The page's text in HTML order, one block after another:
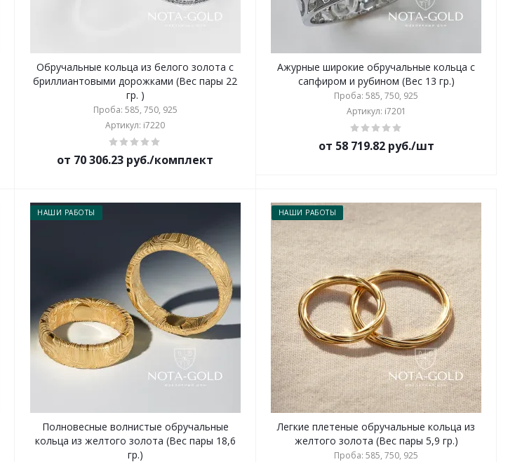
Обручальные кольца из белого золота с
бриллиантовыми дорожками (Вес пары 22
гр. )
Проба: 585, 750, 925
Артикул: i7220
от 70 306.23 руб./комплект
Ажурные широкие обручальные кольца с
сапфиром и рубином (Вес 13 гр.)
Проба: 585, 750, 925
Артикул: i7201
от 58 719.82 руб./шт
НАШИ РАБОТЫ
Полновесные волнистые обручальные
кольца из желтого золота (Вес пары 18,6
гр.)
НАШИ РАБОТЫ
Легкие плетеные обручальные кольца из
желтого золота (Вес пары 5,9 гр.)
Проба: 585, 750, 925